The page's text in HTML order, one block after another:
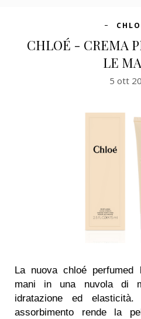
CHLOÉ - CREMA
LE
5 ott
La nuova chloé perfumed
mani in una nuvola di
idratazione ed
assorbimento rende la